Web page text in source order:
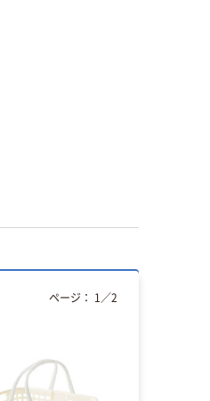
ページ： 1 ／2